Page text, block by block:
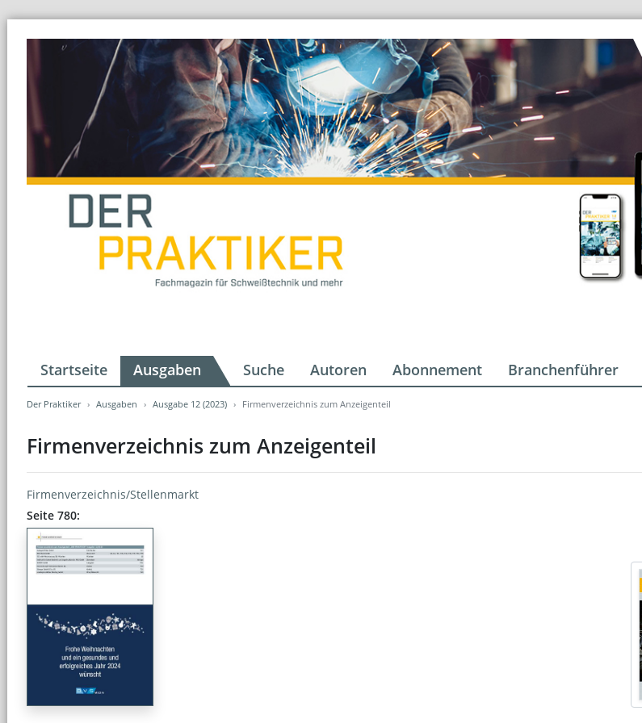
Startseite Ausgaben Suche Autoren Abonnement Branchenführer
Der Praktiker Ausgaben Ausgabe 12 (2023) Firmenverzeichnis zum Anzeigenteil
Firmenverzeichnis zum Anzeigenteil
Firmenverzeichnis/Stellenmarkt
Seite 780: